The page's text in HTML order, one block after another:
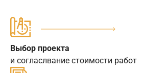
Выбор проекта
и согласлвание стоимости работ